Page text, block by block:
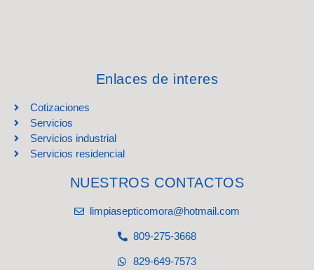
Enlaces de interes
Cotizaciones
Servicios
Servicios industrial
Servicios residencial
NUESTROS CONTACTOS
limpiasepticomora@hotmail.com
809-275-3668
829-649-7573